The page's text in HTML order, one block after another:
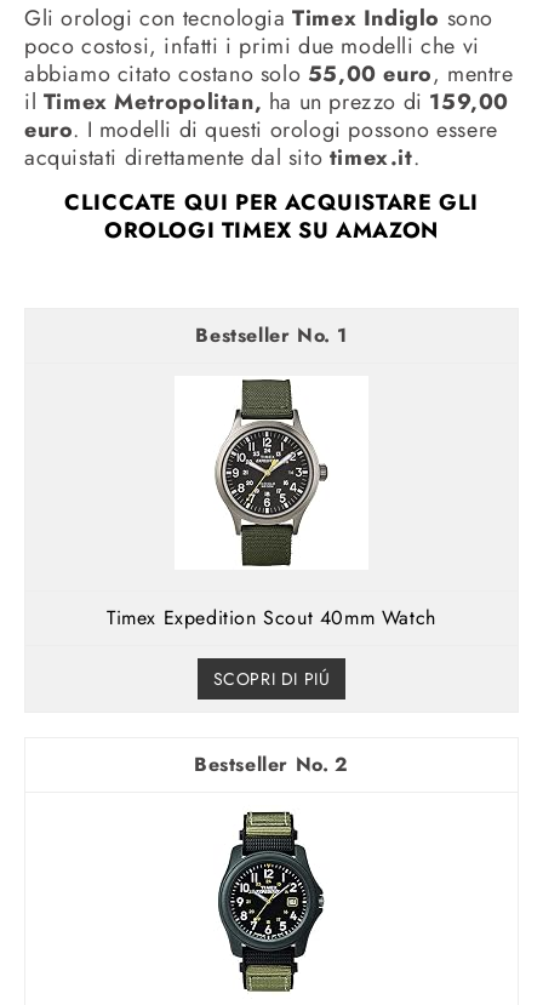
Gli orologi con tecnologiaTimex Indiglo sono
poco costosi, infatti i primi due modelli che vi
abbiamo citato costano solo 55,00 euro, mentre
il Timex Metropolitan, ha un prezzo di 159,00
euro. I modelli di questi orologi possono essere
acquistati direttamente dal sito timex.it.
CLICCATE QUI PER ACQUISTARE GLI
OROLOGI TIMEX SU AMAZON
1
Timex Expedition Scout 40mm Watch
SCOPRI DI PIÚ
2